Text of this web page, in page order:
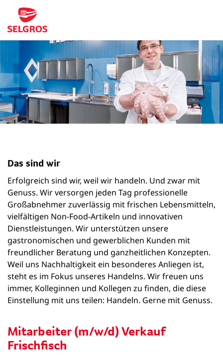
Mitarbeiter (m/w/d) Verkauf
Frischfisch
Das sind wir
Erfolgreich sind wir, weil wir handeln. Und zwar mit
Genuss. Wir versorgen jeden Tag professionelle
Großabnehmer zuverlässig mit frischen Lebensmitteln,
vielfältigen Non-Food-Artikeln und innovativen
Dienstleistungen. Wir unterstützen unsere
gastronomischen und gewerblichen Kunden mit
freundlicher Beratung und ganzheitlichen Konzepten.
Weil uns Nachhaltigkeit ein besonderes Anliegen ist,
steht es im Fokus unseres Handelns. Wir freuen uns
immer, Kolleginnen und Kollegen zu finden, die diese
Einstellung mit uns teilen: Handeln. Gerne mit Genuss.